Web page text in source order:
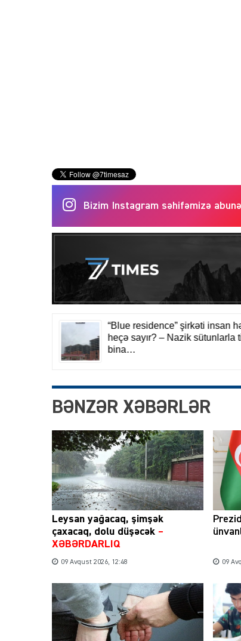
Bizim Instagram səhifəmizə
BƏNZƏR XƏBƏRLƏR
Leysan yağacaq, şimşək
çaxacaq, dolu düşəcək –
XƏBƏRDARLIQ
09 Avqust 2026, 12:48 09